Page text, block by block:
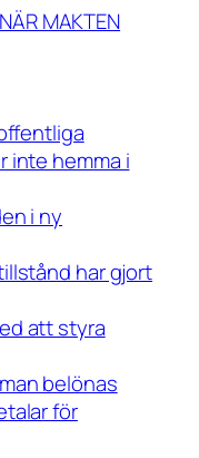
MAKTEN
inte hemma i
i ny
har gjort
att styra
belönas
för